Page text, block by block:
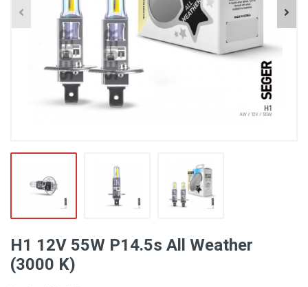
H1 12V 55W P14.5s All Weather
(3000 K)